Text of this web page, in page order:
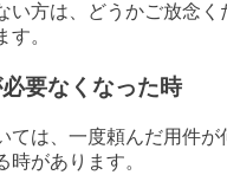
い方は、どうかご放念く
す。
要なくなった時
ては、一度頼んだ用件が
時があります。